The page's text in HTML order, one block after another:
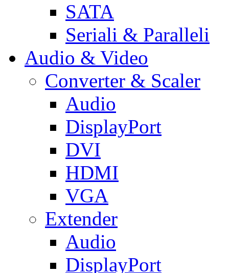
SATA
Seriali & Paralleli
Audio & Video
Converter & Scaler
Audio
DisplayPort
DVI
HDMI
VGA
Extender
Audio
DisplayPort